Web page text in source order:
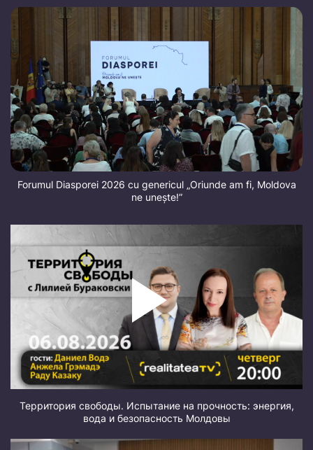
Forumul Diasporei 2026 cu genericul „Oriunde am fi, Moldova
ne unește!”
Территория свободы. Испытание на прочность: энергия,
вода и безопасность Молдовы